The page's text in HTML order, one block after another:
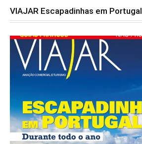
VIAJAR Escapadinhas em Portugal